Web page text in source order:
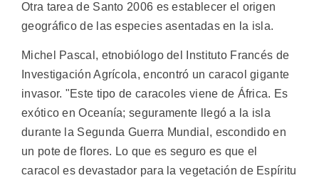
Otra tarea de Santo 2006 es establecer el origen
geográfico de las especies asentadas en la isla.
Michel Pascal, etnobiólogo del Instituto Francés de
Investigación Agrícola, encontró un caracol gigante
invasor. "Este tipo de caracoles viene de África. Es
exótico en Oceanía; seguramente llegó a la isla
durante la Segunda Guerra Mundial, escondido en
un pote de flores. Lo que es seguro es que el
caracol es devastador para la vegetación de Espíritu